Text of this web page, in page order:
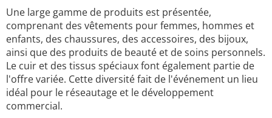
Une large gamme de produits est présentée,
comprenant des vêtements pour femmes, hommes et
enfants, des chaussures, des accessoires, des bijoux,
ainsi que des produits de beauté et de soins personnels.
Le cuir et des tissus spéciaux font également partie de
l'offre variée. Cette diversité fait de l'événement un lieu
idéal pour le réseautage et le développement
commercial.